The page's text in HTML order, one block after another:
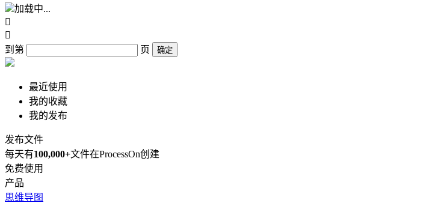
加载中...


到第
页 确定
最近使用
我的收藏
我的发布
发布文件
每天有100,000+文件在ProcessOn创建
免费使用
产品
思维导图